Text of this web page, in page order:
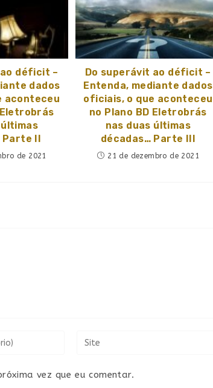
déficit –
dados
aconteceu
II
de 2021
Do superávit ao déficit –
Entenda, mediante dados
oficiais, o que aconteceu
no Plano BD Eletrobrás
nas duas últimas
décadas… Parte III
21 de dezembro de 2021
vez que eu comentar.